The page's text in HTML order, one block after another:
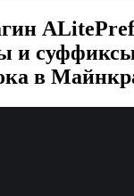
и суффиксы
в